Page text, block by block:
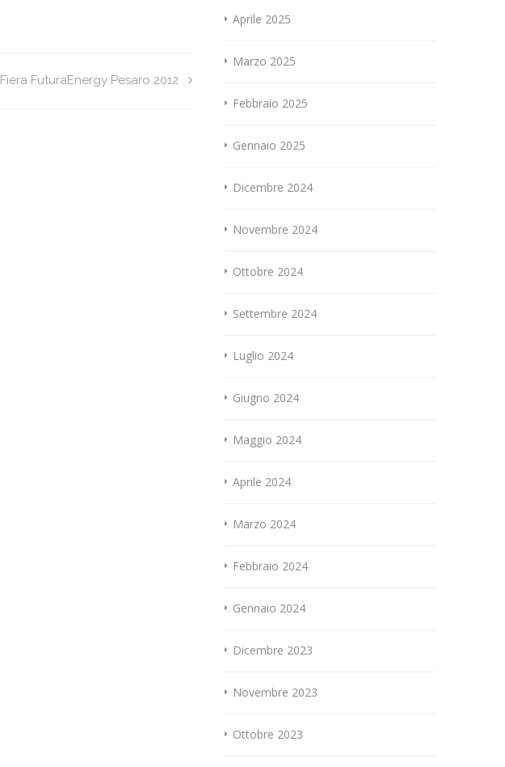
Fiera FuturaEnergy Pesaro 2012
Aprile 2025
Marzo 2025
Febbraio 2025
Gennaio 2025
Dicembre 2024
Novembre 2024
Ottobre 2024
Settembre 2024
Luglio 2024
Giugno 2024
Maggio 2024
Aprile 2024
Marzo 2024
Febbraio 2024
Gennaio 2024
Dicembre 2023
Novembre 2023
Ottobre 2023